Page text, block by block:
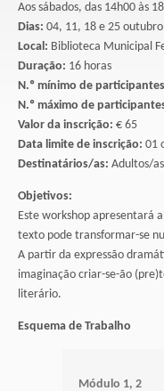
Aos sábados, das 14h00 às
Dias: 04, 11, 18 e 25 outubro
Local: Biblioteca Municipal
Duração: 16 horas
N.º mínimo de
N.º máximo de
Valor da inscrição: € 65
Data limite de inscrição: 01
Destinatários/as: Adultos/as
Objetivos:
Este workshop apresentará
texto pode transformar-se
A partir da expressão
imaginação criar-se-ão
literário.
Esquema de Trabalho
Módulo 1, 2